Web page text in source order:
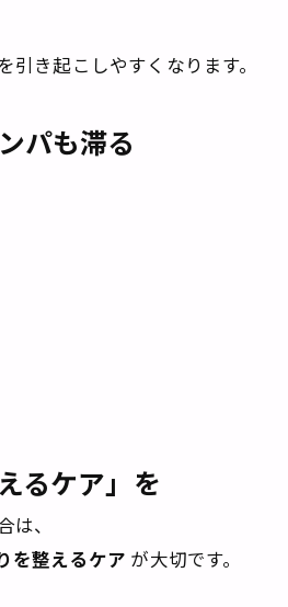
き起こしやすくなります。
パも滞る
るケア」を
、
を整えるケア が大切です。